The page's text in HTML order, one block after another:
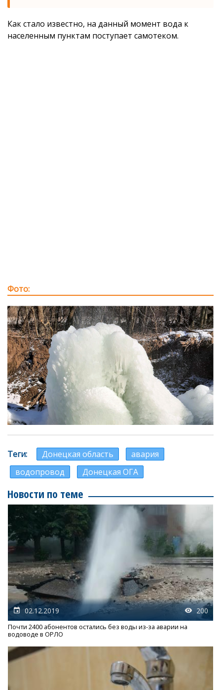
Как стало известно, на данный момент вода к
населенным пунктам поступает самотеком.
Фото
Теги Донецкая область
авария
водопровод
Донецкая ОГА
Новости по теме
02.12.2019 200
Почти 2400 абонентов остались без воды из-за аварии на
водоводе в ОРЛО